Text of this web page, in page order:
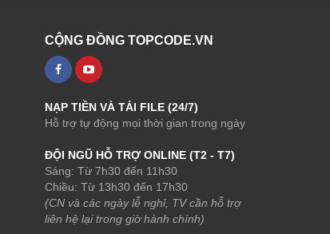
CỘNG ĐỒNG TOPCODE.VN
NẠP TIỀN VÀ TẢI FILE (24/7)
Hỗ trợ tự động mọi thời gian trong ngày
ĐỘI NGŨ HỖ TRỢ ONLINE (T2 - T7)
Sáng: Từ 7h30 đến 11h30
Chiều: Từ 13h30 đến 17h30
(CN và các ngày lễ nghỉ, TV cần hỗ trợ
liên hệ lại trong giờ hành chính)